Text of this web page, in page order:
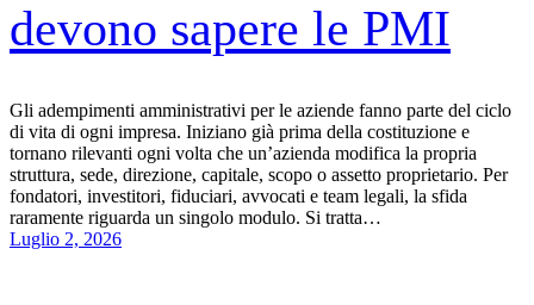
devono sapere le PMI
Gli adempimenti amministrativi per le aziende fanno parte del ciclo
di vita di ogni impresa. Iniziano già prima della costituzione e
tornano rilevanti ogni volta che un’azienda modifica la propria
struttura, sede, direzione, capitale, scopo o assetto proprietario. Per
fondatori, investitori, fiduciari, avvocati e team legali, la sfida
raramente riguarda un singolo modulo. Si tratta…
Luglio 2, 2026